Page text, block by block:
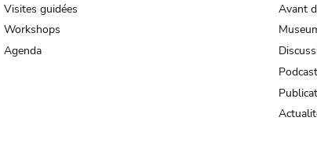
Visites guidées
Workshops
Agenda
Avant